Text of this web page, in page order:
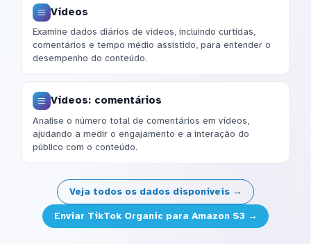
Vídeos
Examine dados diários de vídeos, incluindo curtidas,
comentários e tempo médio assistido, para entender o
desempenho do conteúdo.
Vídeos: comentários
Analise o número total de comentários em vídeos,
ajudando a medir o engajamento e a interação do
público com o conteúdo.
Veja todos os dados disponíveis →
Enviar TikTok Organic para Amazon S3 →